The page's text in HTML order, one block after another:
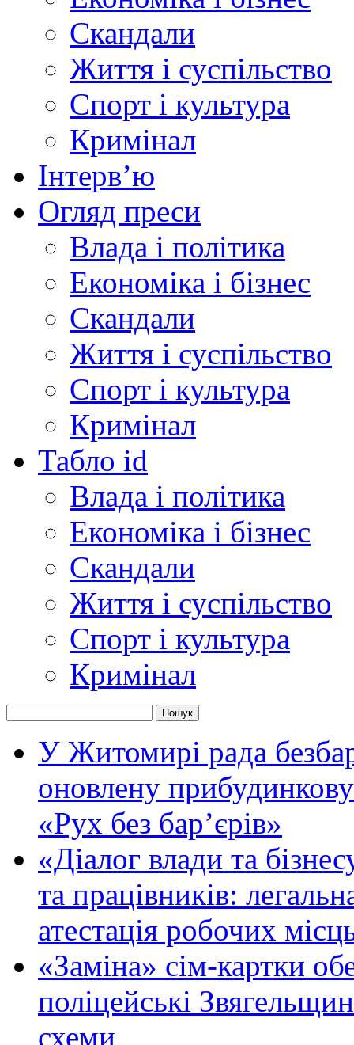
Скандали
Життя і суспільство
Спорт і культура
Кримінал
Інтерв’ю
Огляд преси
Влада і політика
Економіка і бізнес
Скандали
Життя і суспільство
Спорт і культура
Кримінал
Табло id
Влада і політика
Економіка і бізнес
Скандали
Життя і суспільство
Спорт і культура
Кримінал
У Житомирі рада
оновлену
«Рух без бар’єрів»
«Діалог влади та
та працівників:
атестація робочих
«Заміна» сім-картки
поліцейські
схеми